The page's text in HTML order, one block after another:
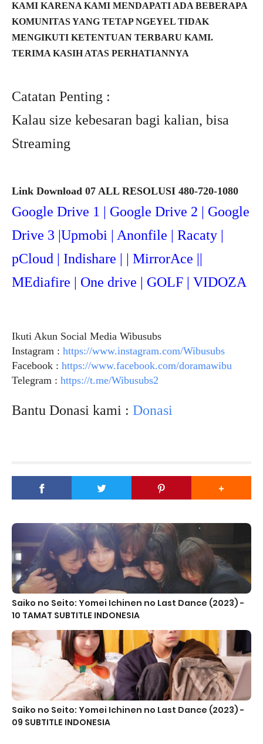
KAMI KARENA KAMI MENDAPATI ADA BEBERAPA
KOMUNITAS YANG TETAP NGEYEL TIDAK
MENGIKUTI KETENTUAN TERBARU KAMI.
TERIMA KASIH ATAS PERHATIANNYA
Catatan Penting :
Kalau size kebesaran bagi kalian, bisa
Streaming
Link Download 07 ALL RESOLUSI 480-720-1080
Google Drive 1 | Google Drive 2 | Google
Drive 3 |Upmobi | Anonfile | Racaty |
pCloud | Indishare | | MirrorAce ||
MEdiafire | One drive | GOLF | VIDOZA
Ikuti Akun Social Media Wibusubs
Instagram : https://www.instagram.com/Wibusubs
Facebook : https://www.facebook.com/doramawibu
Telegram : https://t.me/Wibusubs2
Bantu Donasi kami : Donasi
Saiko no Seito: Yomei Ichinen no Last Dance (2023) -
10 TAMAT SUBTITLE INDONESIA
Saiko no Seito: Yomei Ichinen no Last Dance (2023) -
09 SUBTITLE INDONESIA